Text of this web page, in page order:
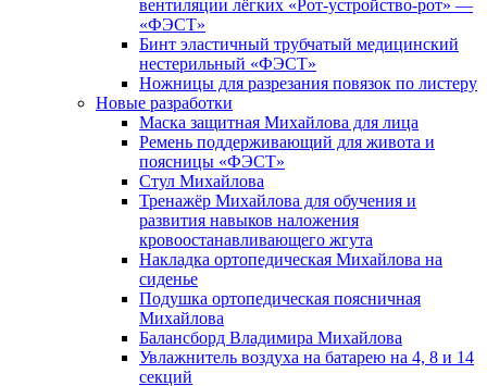
вентиляции лёгких «Рот-устройство-рот» —
«ФЭСТ»
Бинт эластичный трубчатый медицинский
нестерильный «ФЭСТ»
Ножницы для разрезания повязок по листеру
Новые разработки
Маска защитная Михайлова для лица
Ремень поддерживающий для живота и
поясницы «ФЭСТ»
Стул Михайлова
Тренажёр Михайлова для обучения и
развития навыков наложения
кровоостанавливающего жгута
Накладка ортопедическая Михайлова на
сиденье
Подушка ортопедическая поясничная
Михайлова
Балансборд Владимира Михайлова
Увлажнитель воздуха на батарею на 4, 8 и 14
секций